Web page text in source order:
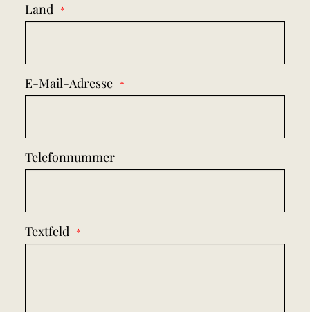
Land
E-Mail-Adresse
Telefonnummer
Textfeld